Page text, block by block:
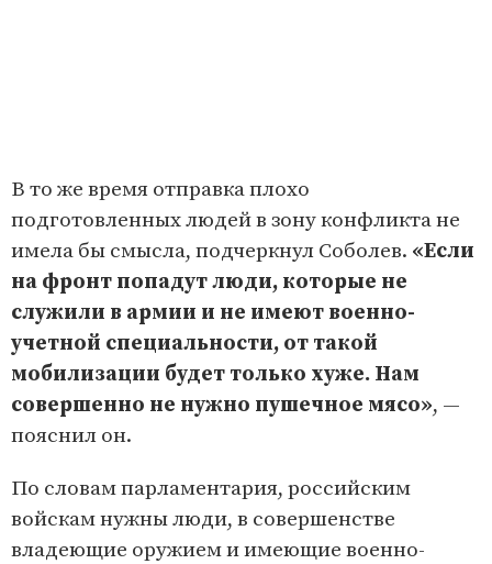
В то же время отправка плохо
подготовленных людей в зону конфликта не
имела бы смысла, подчеркнул Соболев. «Если
на фронт попадут люди, которые не
служили в армии и не имеют военно-
учетной специальности, от такой
мобилизации будет только хуже. Нам
совершенно не нужно пушечное мясо», —
пояснил он.
По словам парламентария, российским
войскам нужны люди, в совершенстве
владеющие оружием и имеющие военно-